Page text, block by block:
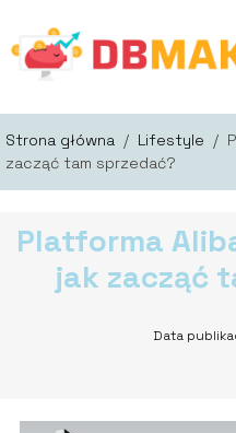
Strona główna / Lifestyle /
zacząć tam sprzedać?
Platforma
jak zacząć
Data